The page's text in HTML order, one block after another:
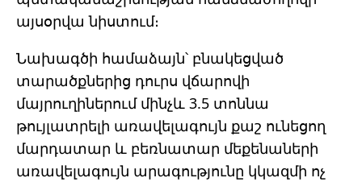
այսօրվա նիստում։
Նախագծի համաձայն՝ բնակեցված
տարածքներից դուրս վճարովի
մայրուղիներում մինչև 3.5 տոննա
թույլատրելի առավելագույն քաշ ունեցող
մարդատար և բեռնատար մեքենաների
առավելագույն արագությունը կկազմի ոչ